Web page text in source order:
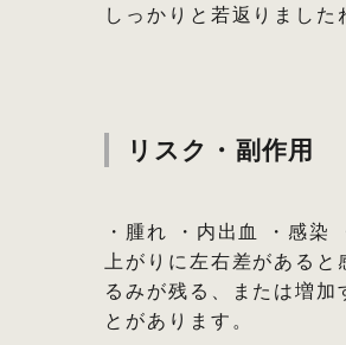
しっかりと若返りました
リスク・副作用
・腫れ ・内出血 ・感染
上がりに左右差がある
るみが残る、または増
とがあります。